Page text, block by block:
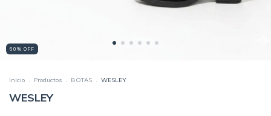
60% OFF
Inicio . Productos . BOTAS . WESLEY
WESLEY